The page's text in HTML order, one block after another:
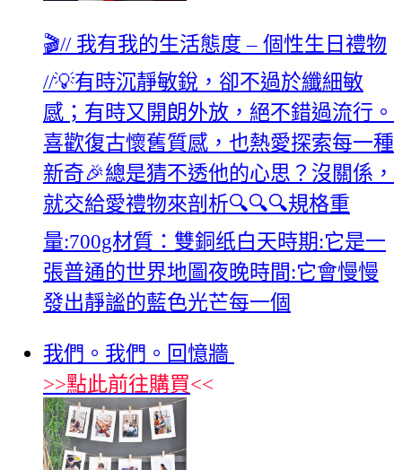
🎬// 我有我的生活態度 – 個性生日禮物
//💡有時沉靜敏銳，卻不過於纖細敏
感；有時又開朗外放，絕不錯過流行。
喜歡復古懷舊質感，也熱愛探索每一種
新奇🎉總是猜不透他的心思？沒關係，
就交給愛禮物來剖析🔍🔍🔍規格重
量:700g材質：雙銅纸白天時期:它是一
張普通的世界地圖夜晚時間:它會慢慢
發出靜謐的藍色光芒每一個
我們。我們。回憶牆
>>點此前往購買<<